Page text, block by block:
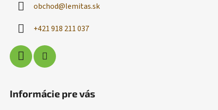
obchod@lemitas.sk
+421 918 211 037
Informácie pre vás